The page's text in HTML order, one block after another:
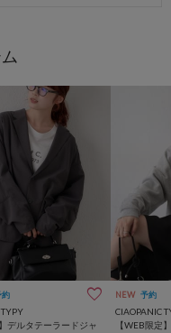
約
】デルタテーラードジャ
NEW 予約
CIAOPANIC
【WEB限定